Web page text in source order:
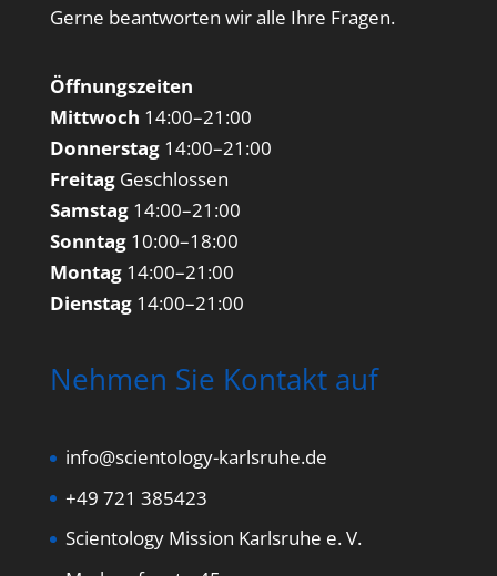
Gerne beantworten wir alle Ihre Fragen.
Öffnungszeiten
Mittwoch 14:00–21:00
Donnerstag14:00–21:00
FreitagGeschlossen
Samstag14:00–21:00
Sonntag10:00–18:00
Montag14:00–21:00
Dienstag14:00–21:00
Nehmen Sie Kontakt auf
info@scientology-karlsruhe.de
+49 721 385423
Scientology Mission Karlsruhe e. V.